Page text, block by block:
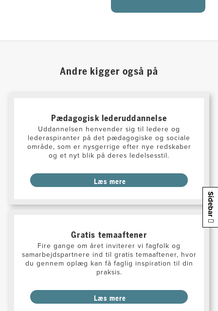
Sidebar
Andre kigger også på
Pædagogisk lederuddannelse
Uddannelsen henvender sig til ledere og
lederaspiranter på det pædagogiske og sociale
område, som er nysgerrige efter nye redskaber
og et nyt blik på deres ledelsesstil.
Læs mere
Gratis temaaftener
Fire gange om året inviterer vi fagfolk og
samarbejdspartnere ind til gratis temaaftener, hvor
du gennem oplæg kan få faglig inspiration til din
praksis.
Læs mere